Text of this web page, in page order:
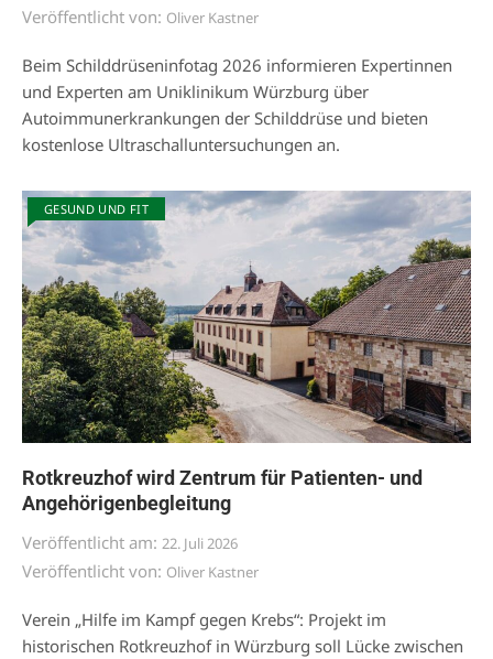
Veröffentlicht von: Oliver Kastner
Beim Schilddrüseninfotag 2026 informieren Expertinnen
und Experten am Uniklinikum Würzburg über
Autoimmunerkrankungen der Schilddrüse und bieten
kostenlose Ultraschalluntersuchungen an.
GESUND UND FIT
Rotkreuzhof wird Zentrum für Patienten- und
Angehörigenbegleitung
Veröffentlicht am: 22. Juli 2026
Veröffentlicht von: Oliver Kastner
Verein „Hilfe im Kampf gegen Krebs“: Projekt im
historischen Rotkreuzhof in Würzburg soll Lücke zwischen